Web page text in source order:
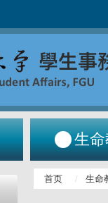
生
首页 生命